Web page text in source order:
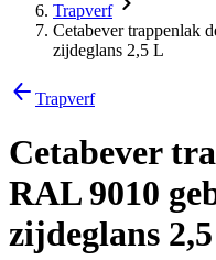
Trapverf
Cetabever trappenlak
zijdeglans 2,5 L
Trapverf
Cetabever
RAL 9010
zijdeglans